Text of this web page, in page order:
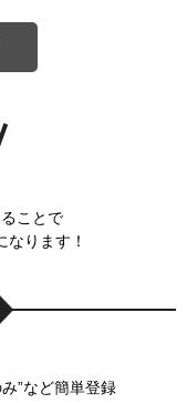
ことで
ります！
”など簡単登録